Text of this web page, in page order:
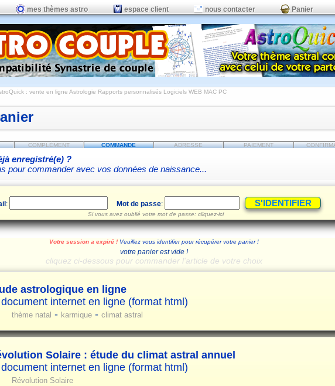
mes thèmes astro espace client nous contacter Panier
: vente en ligne Astrologie Rapports personnalisés Logiciels WEB MAC PC
COMPLÉMENT COMMANDE ADRESSE PAIEMENT
enregistré(e) ?
pour commander avec vos données de naissance...
: Mot de passe:
Si vous avez oublié votre mot de passe: cliquez-ici
Votre session a expiré ! Veuillez vous identifier pour récupérer votre panier !
votre panier est vide !
cliquez ci-dessous pour commander l'article de votre choix
astrologique en ligne
internet en ligne (format html)
thème natal - karmique- climat astral
Solaire : étude du climat astral annuel
internet en ligne (format html)
Révolution Solaire